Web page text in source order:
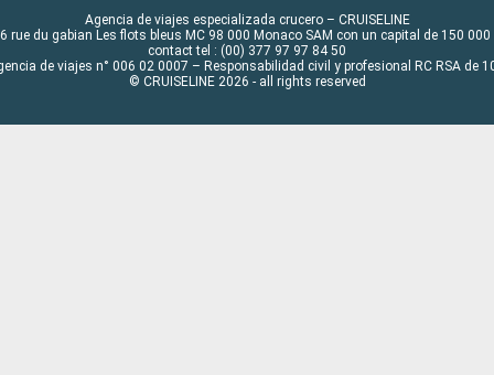
Agencia de viajes especializada crucero – CRUISELINE
rue du gabian Les flots bleus MC 98 000 Monaco SAM con un capital de 150 000
contact tel : (00) 377 97 97 84 50
de viajes n° 006 02 0007 – Responsabilidad civil y profesional RC RSA de
© CRUISELINE 2026 - all rights reserved